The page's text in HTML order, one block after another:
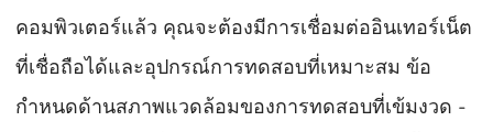
คอมพิวเตอร์แล้ว คุณจะต้องมีการเชื่อมต่ออินเทอร์เน็ต
ที่เชื่อถือได้และอุปกรณ์การทดสอบที่เหมาะสม ข้อ
กำหนดด้านสภาพแวดล้อมของการทดสอบที่เข้มงวด -